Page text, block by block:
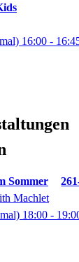
16:00 -
Sommer
Machlet
18:00 -